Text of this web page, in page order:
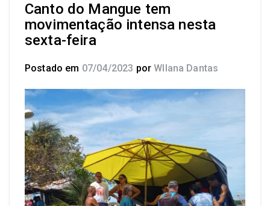
Canto do Mangue tem
movimentação intensa nesta
sexta-feira
Postado em 07/04/2023 por Wllana Dantas